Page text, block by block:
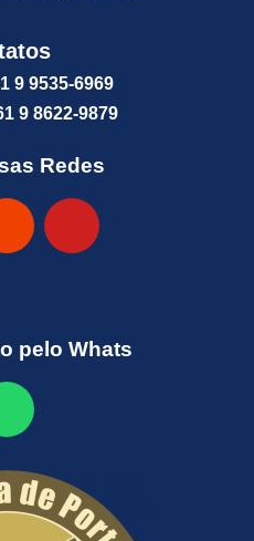
9 9535-6969
9 8622-9879
Redes
pelo Whats